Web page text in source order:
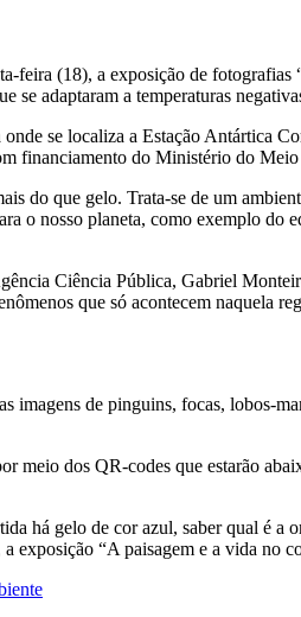
feira (18), a exposição de fotografias
se adaptaram a temperaturas
se localiza a Estação Antártica
financiamento do Ministério do
do que gelo. Trata-se de um
o nosso planeta, como exemplo do
Ciência Pública, Gabriel
que só acontecem naquela
imagens de pinguins, focas, lobos-
meio dos QR-codes que estarão
há gelo de cor azul, saber qual é
exposição “A paisagem e a vida no